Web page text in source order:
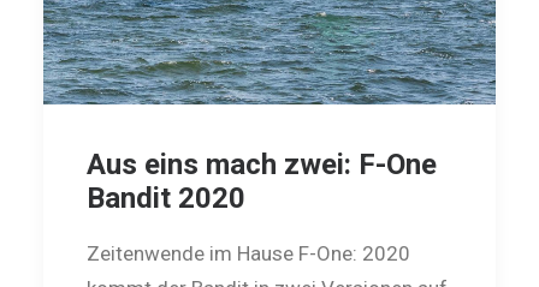
Aus eins mach zwei: F-One
Bandit 2020
Zeitenwende im Hause F-One: 2020